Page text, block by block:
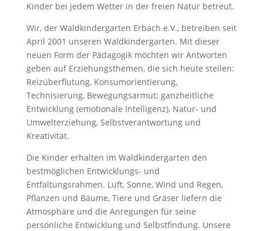
Kinder bei jedem Wetter in der freien Natur betreut.
Wir, der Waldkindergarten Erbach e.V., betreiben seit
April 2001 unseren Waldkindergarten. Mit dieser
neuen Form der Pädagogik möchten wir Antworten
geben auf Erziehungsthemen, die sich heute stellen:
Reizüberflutung, Konsumorientierung,
Technisierung, Bewegungsarmut; ganzheitliche
Entwicklung (emotionale Intelligenz), Natur- und
Umwelterziehung, Selbstverantwortung und
Kreativität.
Die Kinder erhalten im Waldkindergarten den
bestmöglichen Entwicklungs- und
Entfaltungsrahmen. Luft, Sonne, Wind und Regen,
Pflanzen und Bäume, Tiere und Gräser liefern die
Atmosphäre und die Anregungen für seine
persönliche Entwicklung und Selbstfindung. Unsere